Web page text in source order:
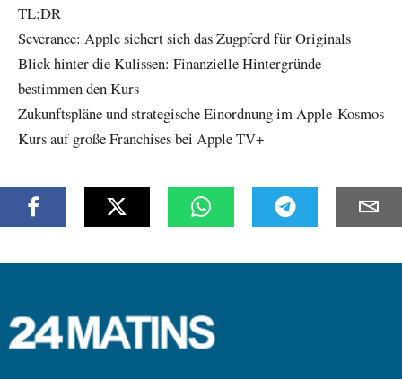
TL;DR
Severance: Apple sichert sich das Zugpferd für Originals
Blick hinter die Kulissen: Finanzielle Hintergründe
bestimmen den Kurs
Zukunftspläne und strategische Einordnung im Apple-Kosmos
Kurs auf große Franchises bei Apple TV+